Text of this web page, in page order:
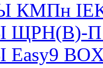
КМПн
П
BOX